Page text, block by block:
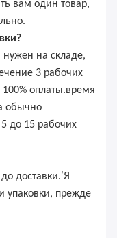
вам один товар,
нужен на складе,
3 рабочих
оплаты.время
обычно
до 15 рабочих
доставки.’Я
упаковки, прежде